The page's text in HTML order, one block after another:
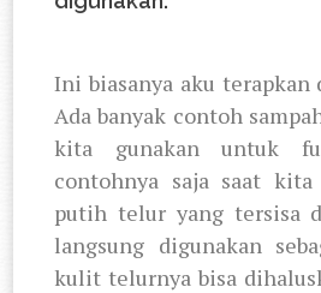
Ini biasanya aku terapkan
Ada banyak contoh
kita gunakan untuk
contohnya saja saat
putih telur yang tersisa
langsung digunakan
kulit telurnya bisa